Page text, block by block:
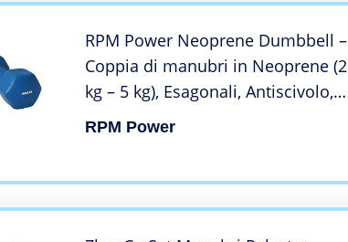
RPM Power Neoprene Dumbbell –
Coppia di manubri in Neoprene (2
kg – 5 kg), Esagonali, Antiscivolo,
Sollevamento Pesi per
RPM Power